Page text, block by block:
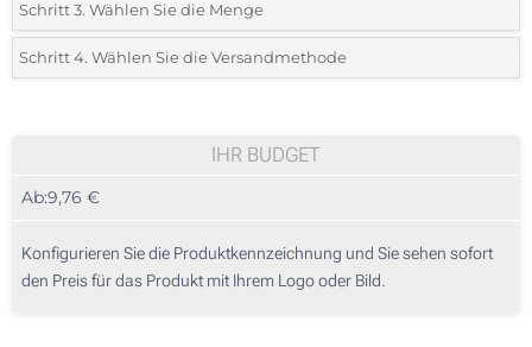
*Wählen Sie die Druck- und Farbtechniken für Ihr Logo:
Digitaler Transferdruck in Vollfarbe (Auf einer Seite)
Schritt 3. Wählen Sie die Menge
*Mindestbestellmenge 10 (Gesamte Bestellung)
Schritt 4. Wählen Sie die Versandmethode
IHR BUDGET
Ab:9,76 €
Konfigurieren Sie die Produktkennzeichnung und Sie sehen sofort
den Preis für das Produkt mit Ihrem Logo oder Bild.